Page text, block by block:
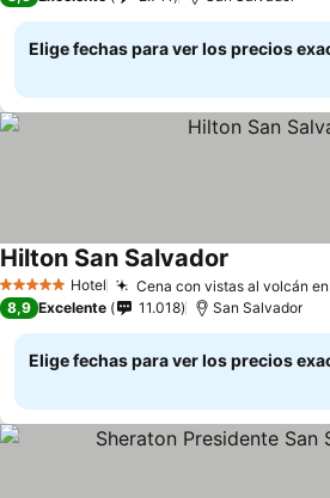
Elige fechas para ver los precios
5 Estrellas Hotel Cena con vistas al volcán
Hilton San Salvador
8,9 Excelente 11.018 San Salvador
Elige fechas para ver los precios